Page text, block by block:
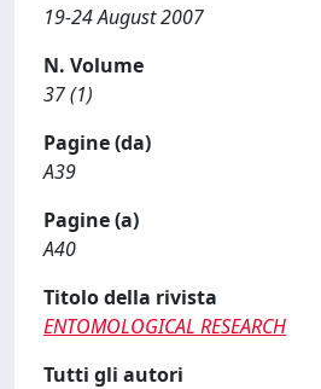
19-24 August 2007
N. Volume
37 (1)
Pagine (da)
A39
Pagine (a)
A40
Titolo della rivista
ENTOMOLOGICAL RESEARCH
Tutti gli autori